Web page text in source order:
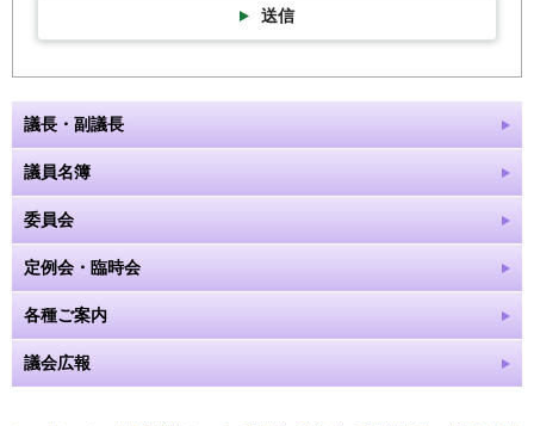
送信
議長・副議長
議員名簿
委員会
定例会・臨時会
各種ご案内
議会広報